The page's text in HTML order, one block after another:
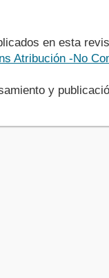
en esta
Atribución -No
y